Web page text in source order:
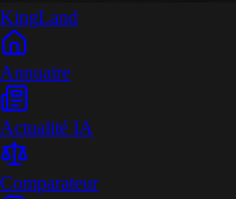
KingLand
Annuaire
Actualité IA
Comparateur